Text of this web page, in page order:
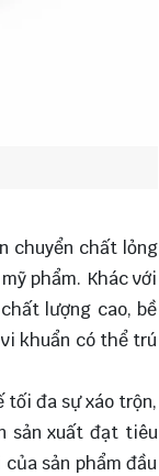
chuyển chất lỏng
phẩm. Khác với
lượng cao, bề
khuẩn có thể trú
tối đa sự xáo trộn,
sản xuất đạt tiêu
sản phẩm đầu